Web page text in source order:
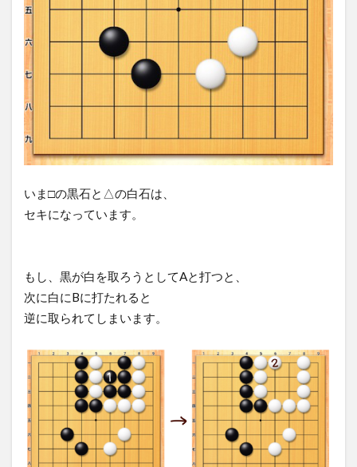
いま□の黒石と△の白石は、
セキになっています。
もし、黒が白を取ろうとしてAと打つと、
次に白にBに打たれると
逆に取られてしまいます。